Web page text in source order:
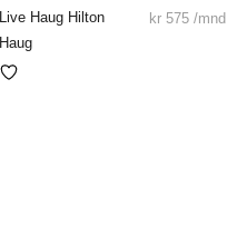
Live Haug Hilton
Haug
kr 575 /mnd